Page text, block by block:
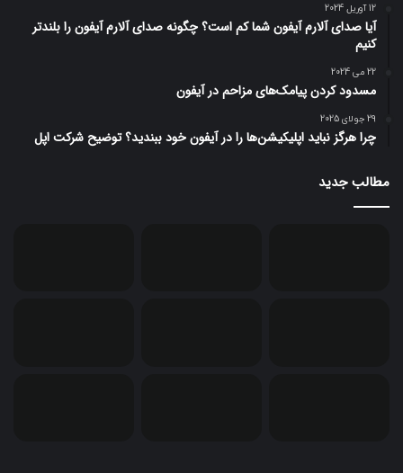
12 آوریل 2024
آیا صدای آلارم آیفون شما کم است؟ چگونه صدای آلارم آیفون را بلندتر
کنیم
22 می 2024
مسدود کردن پیامک‌های مزاحم در آیفون
29 جولای 2025
چرا هرگز نباید اپلیکیشن‌ها را در آیفون خود ببندید؟ توضیح شرکت اپل
مطالب جدید